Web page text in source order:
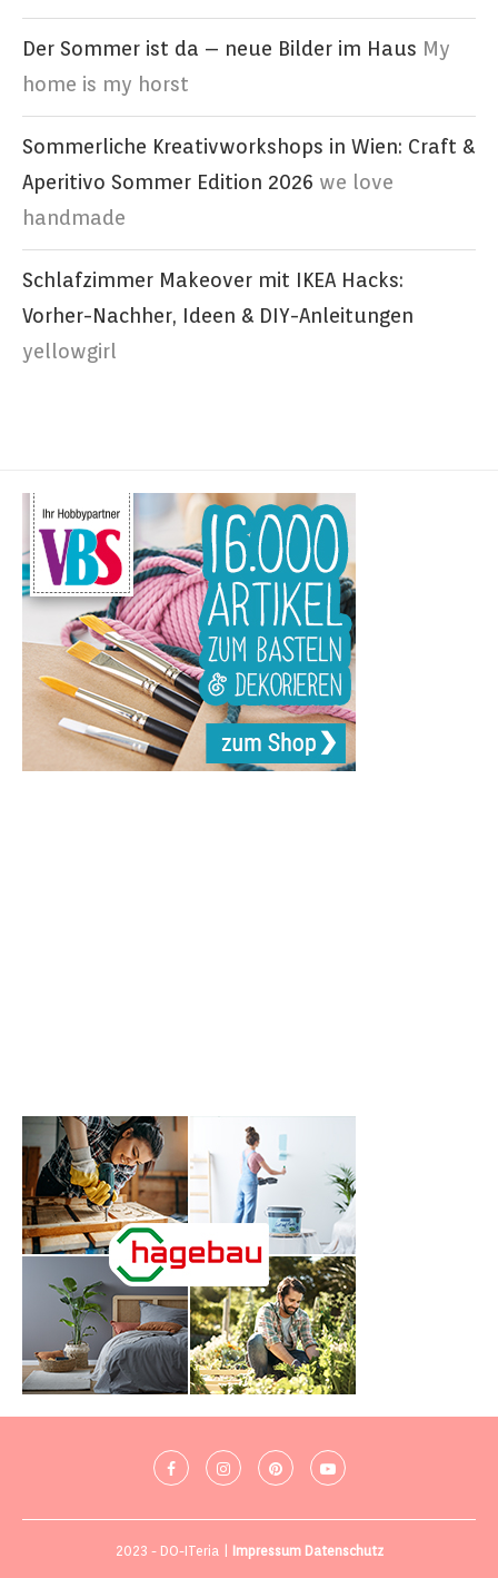
Der Sommer ist da – neue Bilder im Haus My
home is my horst
Sommerliche Kreativworkshops in Wien: Craft &
Aperitivo Sommer Edition 2026 we love
handmade
Schlafzimmer Makeover mit IKEA Hacks:
Vorher-Nachher, Ideen & DIY-Anleitungen
yellowgirl
2023 - DO-ITeria | Impressum Datenschutz